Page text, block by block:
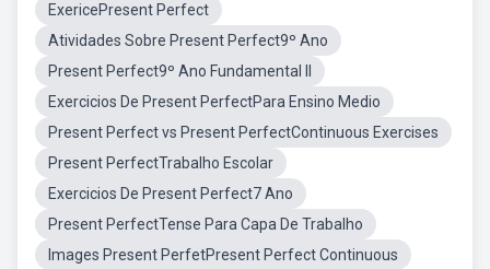
ExericePresent Perfect
Atividades Sobre Present Perfect9º Ano
Present Perfect9º Ano Fundamental II
Exercicios De Present PerfectPara Ensino Medio
Present Perfect vs Present PerfectContinuous Exercises
Present PerfectTrabalho Escolar
Exercicios De Present Perfect7 Ano
Present PerfectTense Para Capa De Trabalho
Images Present PerfetPresent Perfect Continuous